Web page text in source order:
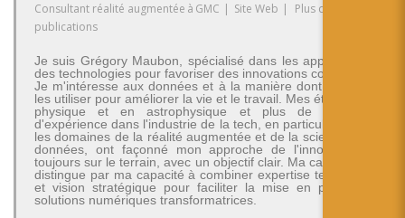
Consultant réalité augmentée à GMC | Site Web |
Plus de
publications
Je suis Grégory Maubon, spécialisé dans les applications
des technologies pour favoriser des innovations concrètes.
Je m'intéresse aux données et à la manière dont on peut
les utiliser pour améliorer la vie et le travail. Mes études en
physique et en astrophysique et plus de 30 ans
d'expérience dans l'industrie de la tech, en particulier dans
les domaines de la réalité augmentée et de la science des
données, ont façonné mon approche de l'innovation -
toujours sur le terrain, avec un objectif clair. Ma carrière se
distingue par ma capacité à combiner expertise technique
et vision stratégique pour faciliter la mise en place de
solutions numériques transformatrices.